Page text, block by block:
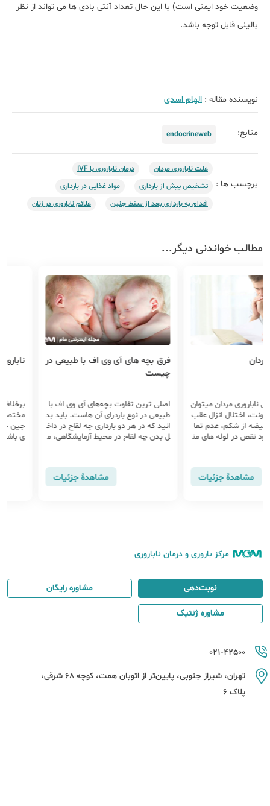
وضعیت خود ایمنی است) با این حال تعداد آنتی بادی ها می تواند از نظر
بالینی قابل توجه باشد.
نویسنده مقاله : الهام اسدی
منابع: endocrineweb
برچسب ها :
علت ناباروری مردان
درمان ناباروری با IVF
تشخیص پیش از بارداری
مواد غذایی در بارداری
اقدام به بارداری بعد از سقط جنین
علائم ناباروری در زنان
مطالب خواندنی دیگر...
ناباروری مردان میتوان
اختلال انزال عقب
بیضه از شکم، عدم تعا
نقص در لوله های من
مشاهدهٔ جزئیات
فرق بچه های آی وی اف با طبیعی در
چیست
اصلی ترین تفاوت بچه‌های آی وی اف با
طبیعی در نوع باردرای آن هاست. باید بد
انید که در هر دو بارداری چه لقاح در داخ
ل بدن چه لقاح در محیط آزمایشگاهی، م
مشاهدهٔ جزئیات
برخلاف
مختصص
جین چه
ی باشد
مرکز باروری و درمان ناباروری
021-42500
تهران، شیراز جنوبی، پایین‌تر از اتوبان همت، کوچه 68 شرقی،
پلاک 6
نوبت‌دهی مشاوره رایگان
مشاوره ژنتیک